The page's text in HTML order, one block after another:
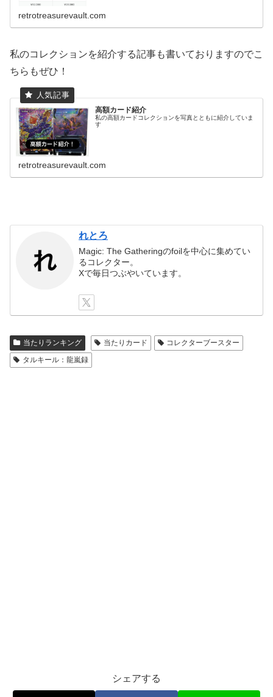
retrotreasurevault.com
私のコレクションを紹介する記事も書いておりますのでこ
ちらもぜひ！
高額カード紹介
私の高額カードコレクションを写真とともに紹介していま
す
retrotreasurevault.com
れとろ
Magic: The Gatheringのfoilを中心に集めてい
るコレクター。
Xで毎日つぶやいています。
当たりランキング 当たりカード
コレクターブースター
タルキール：龍嵐録
シェアする